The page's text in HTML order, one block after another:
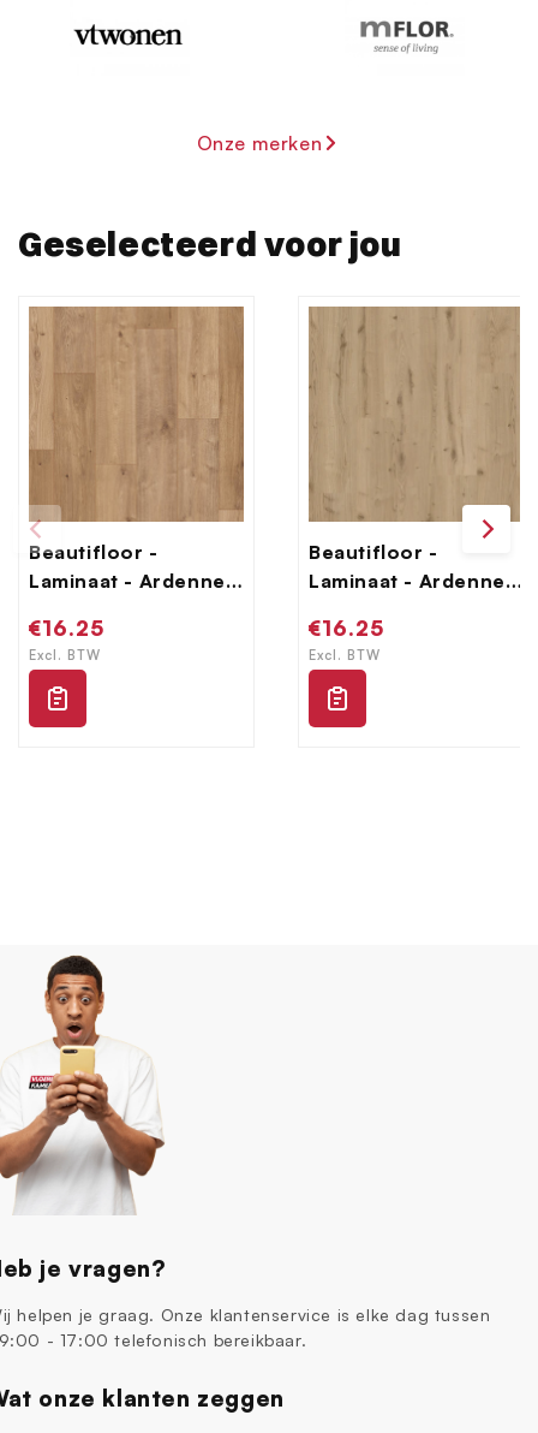
verzameld op basis van uw gebruik van hun services.
Onze merken
Geselecteerd voor jou
Beautifloor -
Laminaat - Ardennen
Normale
prijs
€16.25
Excl. BTW
Beautifloor -
Laminaat - Ardennen
Normale
prijs
€16.25
Excl. BTW
je vragen?
helpen je graag. Onze klantenservice is elke dag tussen
- 17:00 telefonisch bereikbaar.
onze klanten zeggen